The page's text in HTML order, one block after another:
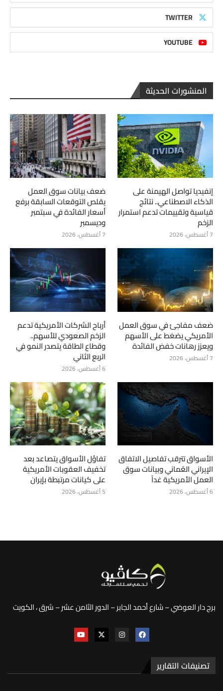
TWITTER
YOUTUBE
المنشورات الحديثة
إنفيديا تواصل الهيمنة على
الذكاء الاصطناعي.. نتائج
قياسية وتقييمات تدعم استمرار
الزخم
7 أغسطس، 2026
ضعف بيانات سوق العمل
يقلص التوقعات السابقة برفع
أسعار الفائدة في سبتمبر
وديسمبر
7 أغسطس، 2026
ضعف مفاجئ في سوق العمل
الأمريكي يضغط على الأسهم
ويعزز رهانات خفض الفائدة
7 أغسطس، 2026
أرباح الشركات الأمريكية تدعم
الزخم الصعودي للأسهم..
وقطاع الطاقة يتصدر النمو في
الربع الثاني
6 أغسطس، 2026
الأسواق تترقب تفاصيل الاتفاق
الإيراني العُماني وبيانات سوق
العمل الأمريكية غداً
6 أغسطس، 2026
تفاؤل الأسواق يتصاعد بعد
تخفيف العقوبات الأمريكية
على كيانات مرتبطة بإيران
5 أغسطس، 2026
برج دار العوضي – شارع أحمد الجابر – الدور الثامن عشر – شرق ، الكويت
تصنيفات التقارير